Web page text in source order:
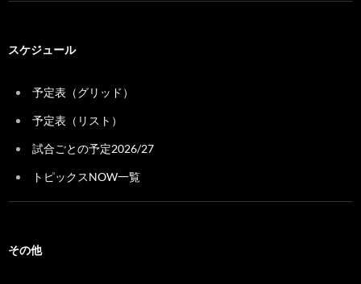
スケジュール
予定表（グリッド）
予定表（リスト）
試合ごとの予定2026/27
トピックスNOW一覧
その他